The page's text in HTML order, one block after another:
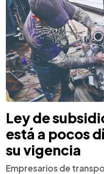
Ley de
está a pocos
su vigencia
Empresarios de